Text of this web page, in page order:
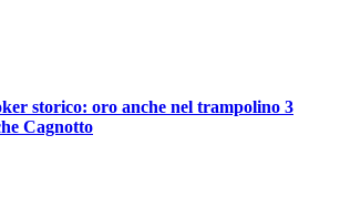
storico: oro anche nel trampolino 3
Cagnotto